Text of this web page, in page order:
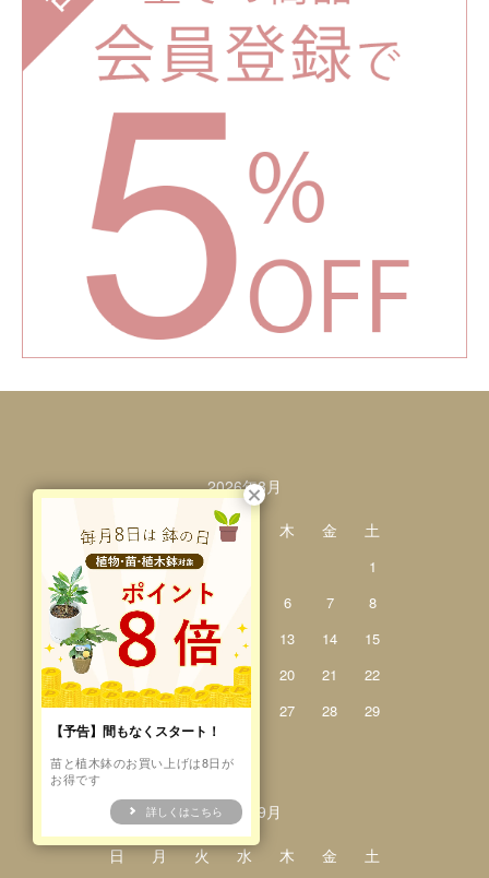
カレンダー
2026年8月
日
月 火 水 木 金 土
1
3 4 6 7
8
9
10 11 12 13 14
15
18 19 20 21
22
23
24 25 26 27 28
29
2026年9月
日
月 火 水 木 金 土
【予告】間もなくスタート！
苗と植木鉢のお買い上げは8日が
お得です
詳しくはこちら